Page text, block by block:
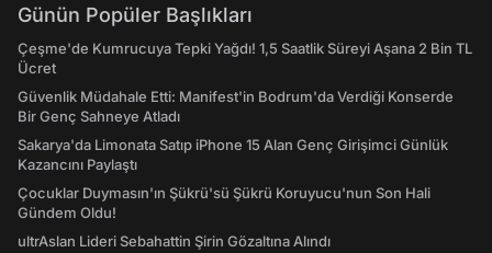
Günün Popüler Başlıkları
Çeşme'de Kumrucuya Tepki Yağdı! 1,5 Saatlik Süreyi Aşana 2 Bin TL
Ücret
Güvenlik Müdahale Etti: Manifest'in Bodrum'da Verdiği Konserde
Bir Genç Sahneye Atladı
Sakarya'da Limonata Satıp iPhone 15 Alan Genç Girişimci Günlük
Kazancını Paylaştı
Çocuklar Duymasın'ın Şükrü'sü Şükrü Koruyucu'nun Son Hali
Gündem Oldu!
ultrAslan Lideri Sebahattin Şirin Gözaltına Alındı